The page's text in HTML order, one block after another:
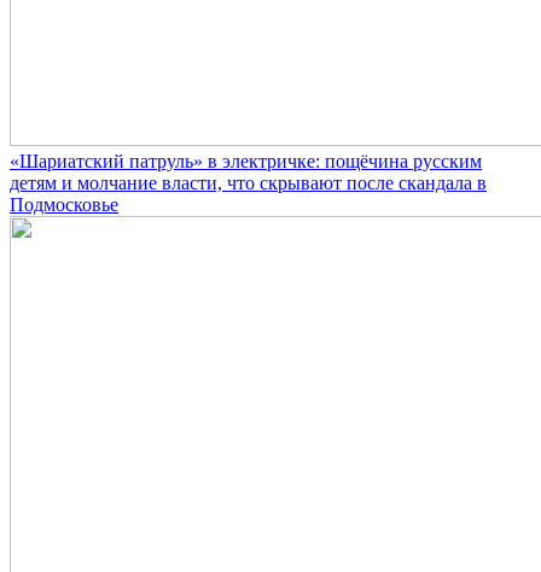
«Шариатский патруль» в электричке: пощёчина русским
детям и молчание власти, что скрывают после скандала в
Подмосковье